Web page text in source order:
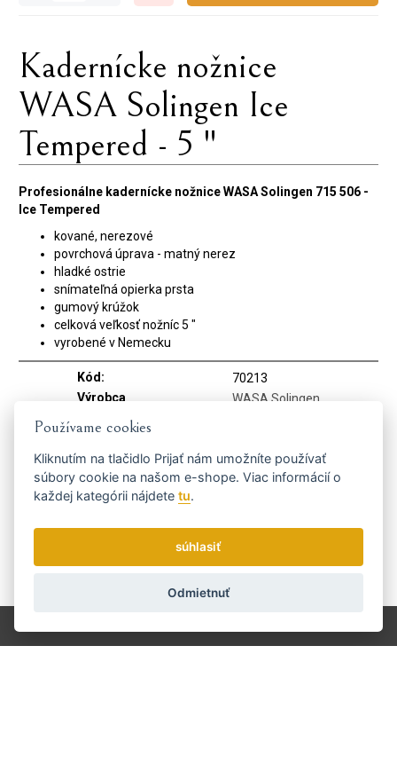
Kadernícke nožnice
WASA Solingen Ice
Tempered - 5 "
Profesionálne kadernícke nožnice WASA Solingen 715 506 -
Ice Tempered
kované, nerezové
povrchová úprava - matný nerez
hladké ostrie
snímateľná opierka prsta
gumový krúžok
celková veľkosť nožníc 5 "
vyrobené v Nemecku
Kód:
70213
Výrobca
WASA Solingen
Dostaňte se včas k tomu
nejvýhodnějšímu...
Zasielame novinky a zľavy raz týždenne. Ako používame vaše údaje?
Používame cookies
Kliknutím na tlačidlo Prijať nám umožníte používať
súbory cookie na našom e-shope. Viac informácií o
každej kategórii nájdetetu.
súhlasiť
Odmietnuť